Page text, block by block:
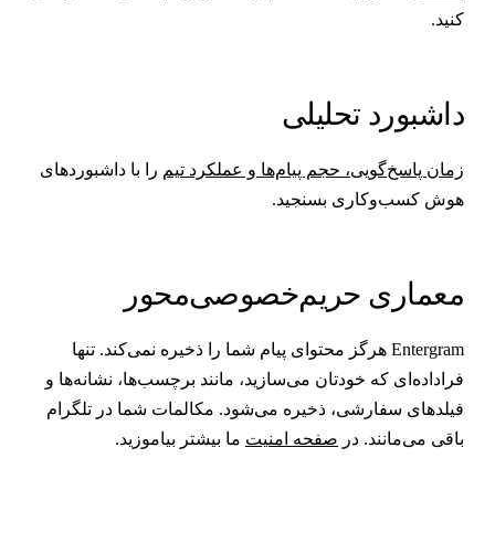
تحلیلی
پاسخ‌گویی، حجم پیام‌ها و عملکرد تیمرا با داشبوردهای
کسب‌وکاری بسنجید.
حریم‌خصوصی‌محور
Entergram هرگز محتوای پیام شما را ذخیره نمی‌کند. تنها
که خودتان می‌سازید، مانند برچسب‌ها، نشانه‌ها و
سفارشی، ذخیره می‌شود. مکالمات شما در تلگرام
می‌مانند. درصفحه امنیتما بیشتر بیاموزید.